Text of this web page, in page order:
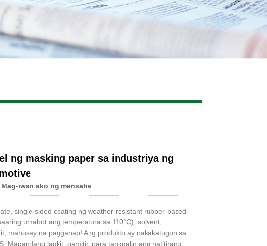
ng masking paper sa industriya ng
Mag-iwan ako ng mensahe
single-sided coating ng weather-resistant rubber-based
umabot ang temperatura sa 110°C), solvent,
mahusay na pagganap! Ang produkto ay nakakatugon sa
Magandang lagkit, gamitin para tanggalin ang natitirang